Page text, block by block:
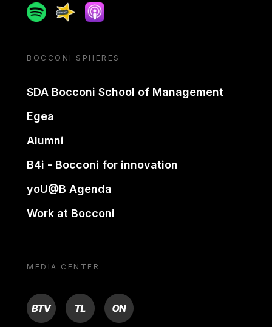
SpotifySpreakerApple podcast
BOCCONI SPHERES
SDA Bocconi School of Management
Egea
Alumni
B4i - Bocconi for innovation
yoU@B Agenda
Work at Bocconi
MEDIA CENTER
BTV TL ON